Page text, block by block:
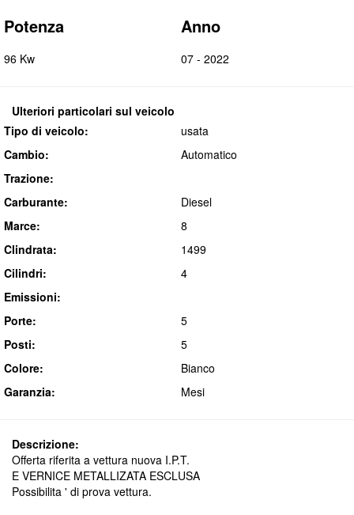
Potenza Anno
96 Kw 07 - 2022
Ulteriori particolari sul veicolo
Tipo di veicolo:
usata
Cambio:
Automatico
Trazione:
Carburante:
Diesel
Marce:
8
Clindrata:
1499
Cilindri:
4
Emissioni:
Porte:
5
Posti:
5
Colore:
Bianco
Garanzia:
Mesi
Descrizione:
Offerta riferita a vettura nuova I.P.T.
E VERNICE METALLIZATA ESCLUSA
Possibilita ' di prova vettura.